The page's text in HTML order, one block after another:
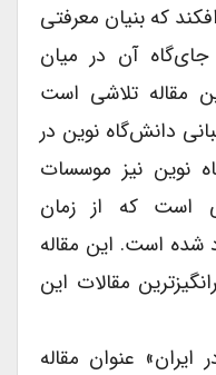
که بنیان معرفتی
آن در میان
مقاله تلاشی است
دانش‌گاه نوین در
نوین نیز موسسات
است که از زمان
شده است. این مقاله
مقالات این
عنوان مقاله